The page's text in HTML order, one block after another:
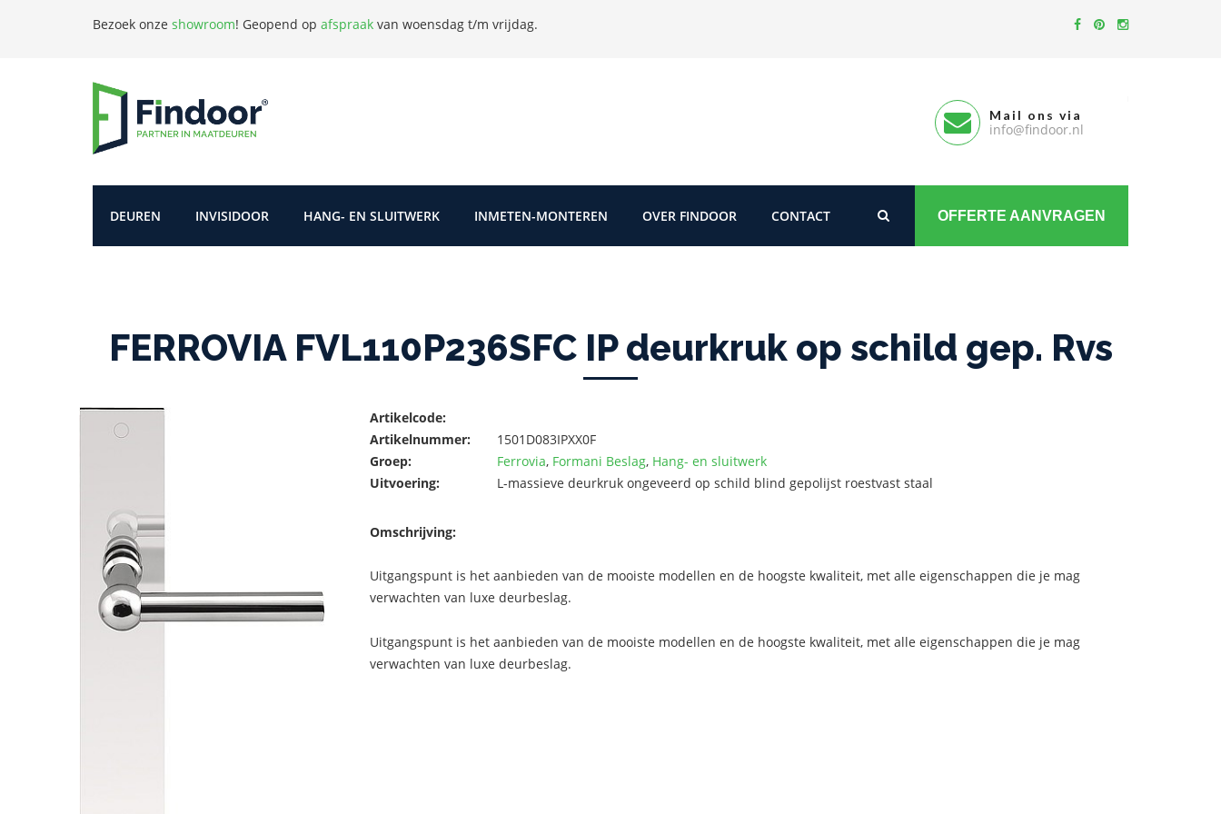
Bezoek onze showroom! Geopend op afspraak van woensdag t/m vrijdag.
Mail ons via
info@findoor.nl
DEUREN INVISIDOOR HANG- EN SLUITWERK INMETEN-MONTEREN OVER FINDOOR CONTACT OFFERTE AANVRAGEN
FERROVIA FVL110P236SFC IP deurkruk op schild gep. Rvs
Artikelcode:
Artikelnummer:
1501D083IPXX0F
Groep:
Ferrovia, Formani Beslag, Hang- en sluitwerk
Uitvoering:
L-massieve deurkruk ongeveerd op schild blind gepolijst roestvast staal
Omschrijving:
Uitgangspunt is het aanbieden van de mooiste modellen en de hoogste kwaliteit, met alle eigenschappen die je mag
verwachten van luxe deurbeslag.
Uitgangspunt is het aanbieden van de mooiste modellen en de hoogste kwaliteit, met alle eigenschappen die je mag
verwachten van luxe deurbeslag.